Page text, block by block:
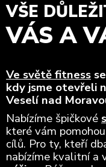
VŠE
VÁS A
Ve světě fitness
kdy jsme otevřeli
Veselí nad
Nabízíme špičkové
které vám
cílů. Pro ty, kteří
nabízíme kvalitní a